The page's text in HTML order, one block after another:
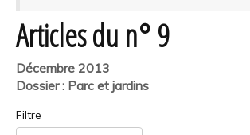
Articles du n° 9
Décembre 2013
Dossier : Parc et jardins
Filtre